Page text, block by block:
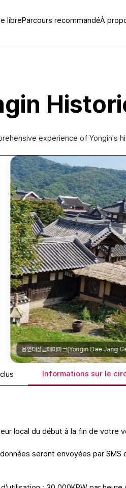
libreParcours recommandéÀ
experience of Yongin's
용인대장금테마파크(Yongin Dae Jang
Informations sur le
local du début à la fin de votre
seront envoyées par